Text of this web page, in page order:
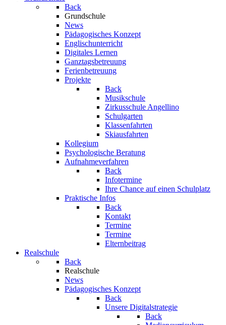
Back
Grundschule
News
Pädagogisches Konzept
Englischunterricht
Digitales Lernen
Ganztagsbetreuung
Ferienbetreuung
Projekte
Back
Musikschule
Zirkusschule Angellino
Schulgarten
Klassenfahrten
Skiausfahrten
Kollegium
Psychologische Beratung
Aufnahmeverfahren
Back
Infotermine
Ihre Chance auf einen Schulplatz
Praktische Infos
Back
Kontakt
Termine
Termine
Elternbeitrag
Realschule
Back
Realschule
News
Pädagogisches Konzept
Back
Unsere Digitalstrategie
Back